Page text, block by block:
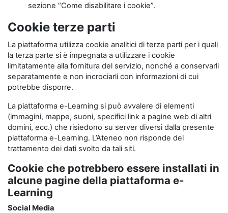
sezione “Come disabilitare i cookie”.
Cookie terze parti
La piattaforma utilizza cookie analitici di terze parti per i quali
la terza parte si è impegnata a utilizzare i cookie
limitatamente alla fornitura del servizio, nonché a conservarli
separatamente e non incrociarli con informazioni di cui
potrebbe disporre.
La piattaforma e-Learning si può avvalere di elementi
(immagini, mappe, suoni, specifici link a pagine web di altri
domini, ecc.) che risiedono su server diversi dalla presente
piattaforma e-Learning. L’Ateneo non risponde del
trattamento dei dati svolto da tali siti.
Cookie che potrebbero essere installati in
alcune pagine della piattaforma e-
Learning
Social Media